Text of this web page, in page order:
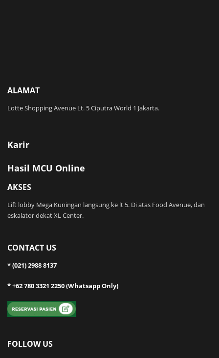
ALAMAT
Lotte Shopping Avenue Lt. 5 Ciputra World 1 Jakarta.
Karir
Hasil MCU Online
AKSES
Lift lobby Mega Kuningan langsung ke lt 5. Di atas Food Avenue, dan
eskalator dekat XL Center.
CONTACT US
* (021) 2988 8137
* +62 780 3321 2250 (Whatsapp Only)
FOLLOW US